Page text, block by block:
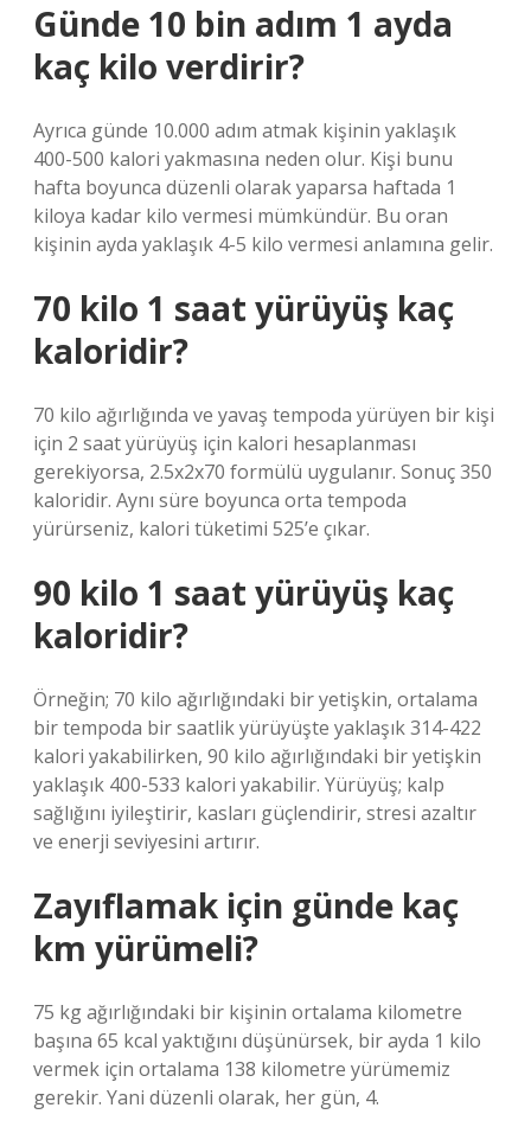
Günde 10 bin adım 1 ayda
kaç kilo verdirir?
Ayrıca günde 10.000 adım atmak kişinin yaklaşık
400-500 kalori yakmasına neden olur. Kişi bunu
hafta boyunca düzenli olarak yaparsa haftada 1
kiloya kadar kilo vermesi mümkündür. Bu oran
kişinin ayda yaklaşık 4-5 kilo vermesi anlamına gelir.
70 kilo 1 saat yürüyüş kaç
kaloridir?
70 kilo ağırlığında ve yavaş tempoda yürüyen bir kişi
için 2 saat yürüyüş için kalori hesaplanması
gerekiyorsa, 2.5x2x70 formülü uygulanır. Sonuç 350
kaloridir. Aynı süre boyunca orta tempoda
yürürseniz, kalori tüketimi 525’e çıkar.
90 kilo 1 saat yürüyüş kaç
kaloridir?
Örneğin; 70 kilo ağırlığındaki bir yetişkin, ortalama
bir tempoda bir saatlik yürüyüşte yaklaşık 314-422
kalori yakabilirken, 90 kilo ağırlığındaki bir yetişkin
yaklaşık 400-533 kalori yakabilir. Yürüyüş; kalp
sağlığını iyileştirir, kasları güçlendirir, stresi azaltır
ve enerji seviyesini artırır.
Zayıflamak için günde kaç
km yürümeli?
75 kg ağırlığındaki bir kişinin ortalama kilometre
başına 65 kcal yaktığını düşünürsek, bir ayda 1 kilo
vermek için ortalama 138 kilometre yürümemiz
gerekir. Yani düzenli olarak, her gün, 4.